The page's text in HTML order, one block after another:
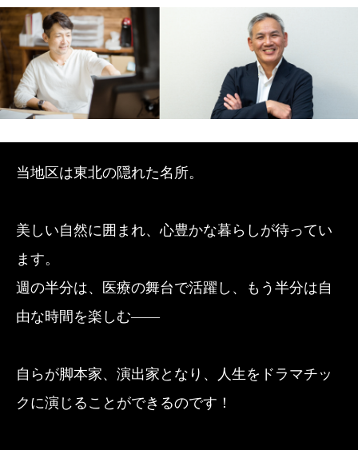
当地区は東北の隠れた名所。
美しい自然に囲まれ、心豊かな暮らしが待ってい
ます。
週の半分は、医療の舞台で活躍し、もう半分は自
由な時間を楽しむ――
自らが脚本家、演出家となり、人生をドラマチッ
クに演じることができるのです！